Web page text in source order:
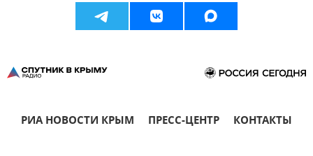
РИА НОВОСТИ КРЫМ ПРЕСС-ЦЕНТР КОНТАКТЫ